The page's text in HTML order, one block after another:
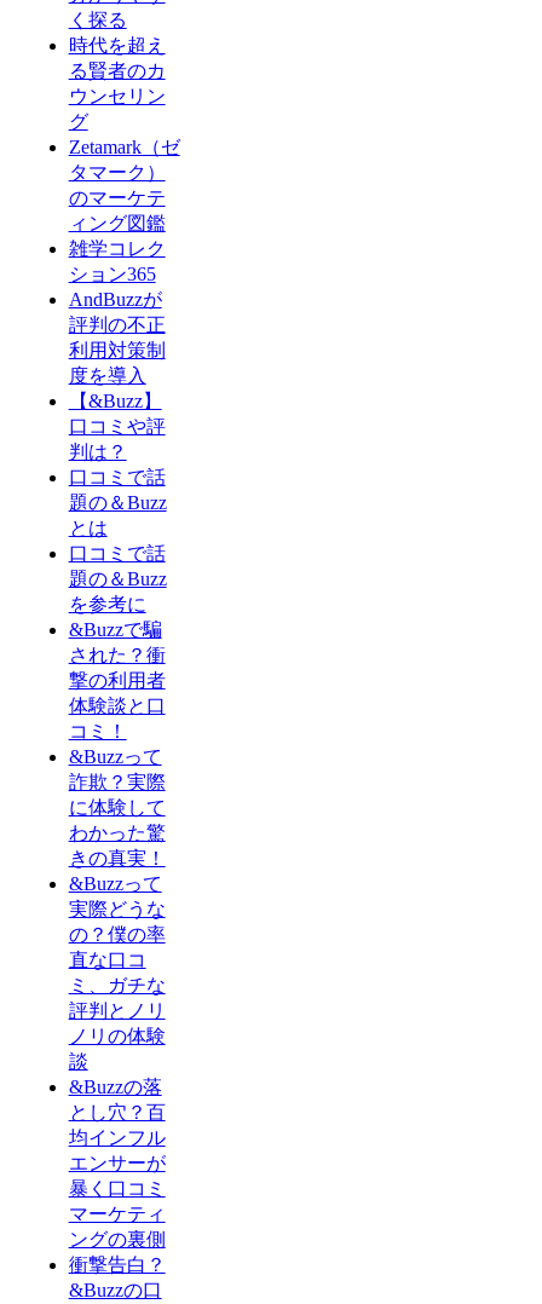
く探る
時代を超え
る賢者のカ
ウンセリン
グ
Zetamark（ゼ
タマーク）
のマーケテ
ィング図鑑
雑学コレク
ション365
AndBuzzが
評判の不正
利用対策制
度を導入
【&Buzz】
口コミや評
判は？
口コミで話
題の＆Buzz
とは
口コミで話
題の＆Buzz
を参考に
&Buzzで騙
された？衝
撃の利用者
体験談と口
コミ！
&Buzzって
詐欺？実際
に体験して
わかった驚
きの真実！
&Buzzって
実際どうな
の？僕の率
直な口コ
ミ、ガチな
評判とノリ
ノリの体験
談
&Buzzの落
とし穴？百
均インフル
エンサーが
暴く口コミ
マーケティ
ングの裏側
衝撃告白？
&Buzzの口